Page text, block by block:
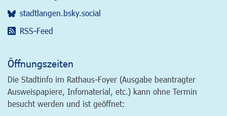
stadtlangen.bsky.social
RSS-Feed
Öffnungszeiten
Die Stadtinfo im Rathaus-Foyer (Ausgabe beantragter
Ausweispapiere, Infomaterial, etc.) kann ohne Termin
besucht werden und ist geöffnet: